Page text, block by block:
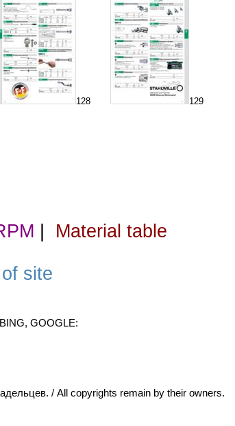
128 129
Material table
site
GOOGLE:
/ All copyrights remain by their owners.